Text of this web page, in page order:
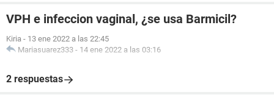
VPH e infeccion vaginal, ¿se usa Barmicil?
Kiria - 13 ene 2022 a las 22:45
Mariasuarez333 - 14 ene 2022 a las 03:16
2 respuestas